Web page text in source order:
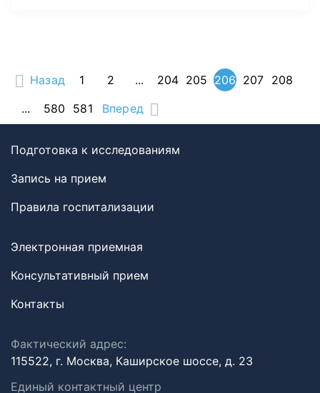
Назад 1 2 ... 204 205 206 207 208
...
580 581 Вперед
Подготовка к исследованиям
Запись на прием
Правила госпитализации
Электронная приемная
Консультативный прием
Контакты
Фактический адрес:
115522, г. Москва, Каширское шоссе, д. 23
Единый контактный центр